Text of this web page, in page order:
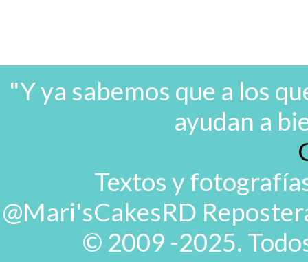
"Y ya sabemos que a los
ayudan a
Textos y
@Mari'sCakesRD
© 2009 -2025.